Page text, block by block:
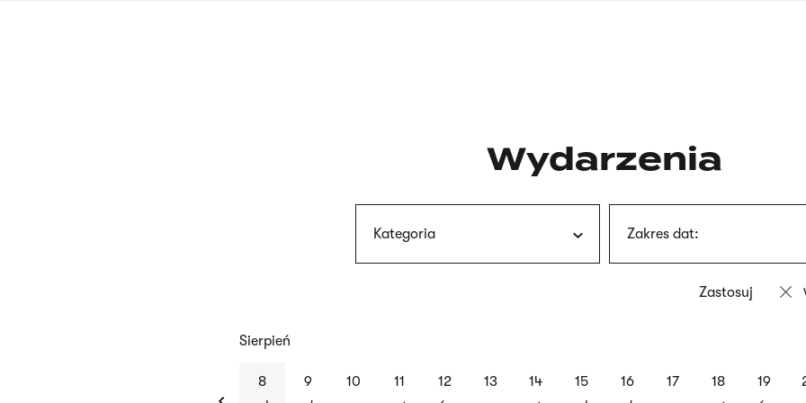
Wydarzenia
Kategoria Zakres dat:
previous
Sierpień
8
9
10
11
12
13
14
15
16
17
18
19